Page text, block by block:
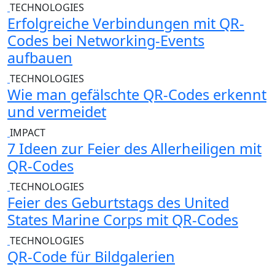
TECHNOLOGIES
Erfolgreiche Verbindungen mit QR-
Codes bei Networking-Events
aufbauen
TECHNOLOGIES
Wie man gefälschte QR-Codes erkennt
und vermeidet
IMPACT
7 Ideen zur Feier des Allerheiligen mit
QR-Codes
TECHNOLOGIES
Feier des Geburtstags des United
States Marine Corps mit QR-Codes
TECHNOLOGIES
QR-Code für Bildgalerien